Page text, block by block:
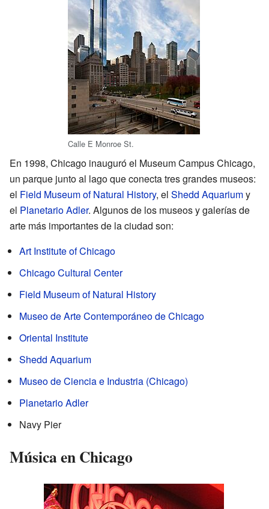
Calle E Monroe St.
En 1998, Chicago inauguró el Museum Campus Chicago,
un parque junto al lago que conecta tres grandes museos:
el Field Museum of Natural History, el Shedd Aquariumy
el Planetario Adler. Algunos de los museos y galerías de
arte más importantes de la ciudad son:
Art Institute of Chicago
Chicago Cultural Center
Field Museum of Natural History
Museo de Arte Contemporáneo de Chicago
Oriental Institute
Shedd Aquarium
Museo de Ciencia e Industria (Chicago)
Planetario Adler
Navy Pier
Música en Chicago